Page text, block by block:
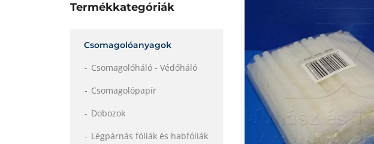
Termékkategóriák
Csomagolóanyagok
Csomagolóháló - Védőháló
Csomagolópapír
Dobozok
Légpárnás fóliák és habfóliák